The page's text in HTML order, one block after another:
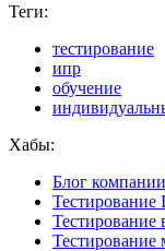
Теги:
тестирование
ипр
обучение
Хабы:
Блог
Тестирование
Тестирование